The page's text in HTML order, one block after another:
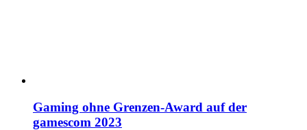
Gaming ohne Grenzen-Award auf der
gamescom 2023